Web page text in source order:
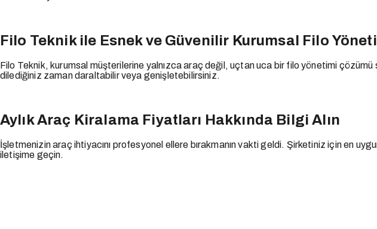
Filo Teknik ile Esnek ve Güvenilir Kurumsal Filo
Filo Teknik, kurumsal müşterilerine yalnızca araç değil, uçtan uca bir filo yönetimi
dilediğiniz zaman daraltabilir veya genişletebilirsiniz.
Aylık Araç Kiralama Fiyatları Hakkında Bilgi Alın
İşletmenizin araç ihtiyacını profesyonel ellere bırakmanın vakti geldi. Şirketiniz için en
iletişime geçin.